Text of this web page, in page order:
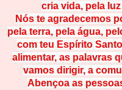
cria vida, pela
Nós te agradecemos
pela terra, pela água,
com teu Espírito
alimentar, as palavras
vamos dirigir, a
Abençoa as